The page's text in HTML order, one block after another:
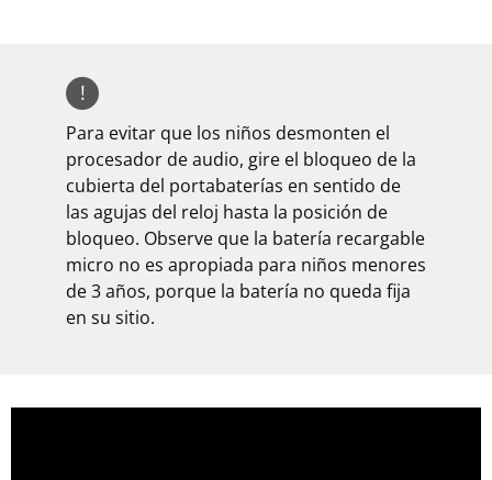
!
Para evitar que los niños desmonten el
procesador de audio, gire el bloqueo de la
cubierta del portabaterías en sentido de
las agujas del reloj hasta la posición de
bloqueo. Observe que la batería recargable
micro no es apropiada para niños menores
de 3 años, porque la batería no queda fija
en su sitio.